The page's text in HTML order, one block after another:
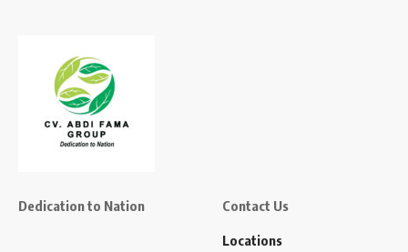
Dedication to Nation Contact Us
Locations